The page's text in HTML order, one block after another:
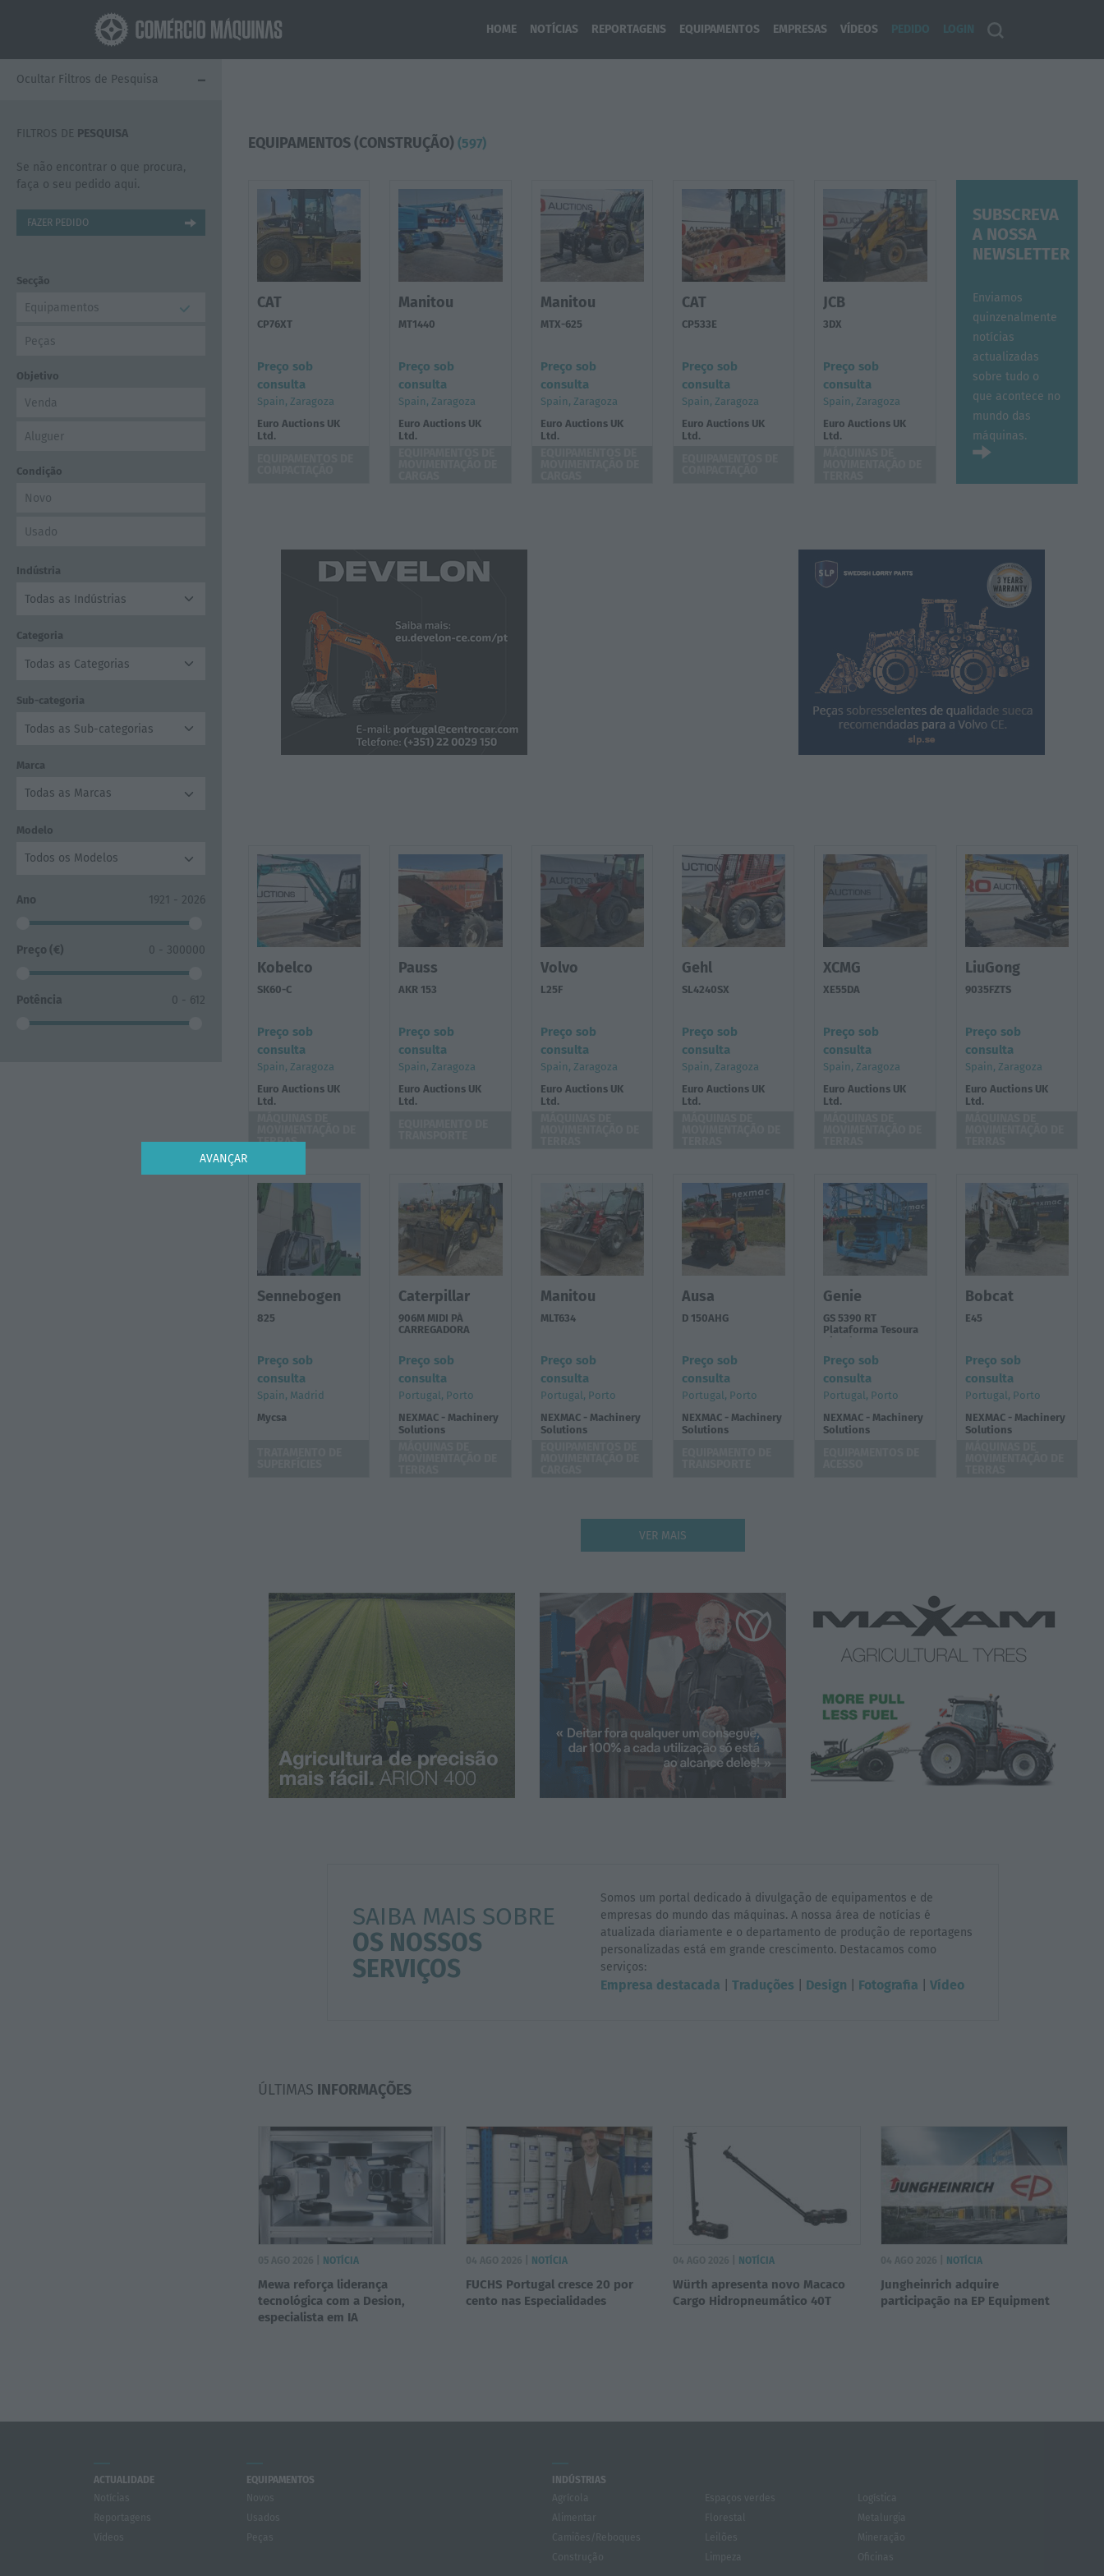
AVANÇAR
HOME NOTÍCIAS REPORTAGENS EQUIPAMENTOS EMPRESAS VÍDEOS
-
Ocultar Filtros de Pesquisa
FILTROS DE PESQUISA
Se não encontrar o que procura,
faça o seu pedido aqui.
FAZER PEDIDO
Secção
Equipamentos
Peças
Objetivo
Venda
Aluguer
Condição
Novo
Usado
Indústria
Categoria
Sub-categoria
Marca
Todas as Marcas
Modelo
Todos os Modelos
Ano 1921 - 2026
Preço (€) 0 - 300000
Potência 0 - 612
+
Mostrar Filtros de Pesquisa
EQUIPAMENTOS (CONSTRUÇÃO) (597)
CAT
CP76XT
Preço sob
consulta
Spain, Zaragoza
Euro Auctions UK
Ltd.
Manitou
MT1440
Preço sob
consulta
Spain, Zaragoza
Euro Auctions UK
Ltd.
Manitou
MTX-625
Preço sob
consulta
Spain, Zaragoza
Euro Auctions UK
Ltd.
CAT
CP533E
Preço sob
consulta
Spain, Zaragoza
Euro Auctions UK
Ltd.
JCB
3DX
Preço sob
consulta
Spain, Zaragoza
Euro Auctions UK
Ltd.
SUBSCREVA
A NOSSA
NEWSLETTER
Enviamos
quinzenalmente
notícias
actualizadas
sobre tudo o
que acontece no
mundo das
máquinas.
Kobelco
SK60-C
Preço sob
consulta
Spain, Zaragoza
Euro Auctions UK
Ltd.
TERRAS
Pauss
AKR 153
Preço sob
consulta
Spain, Zaragoza
Euro Auctions UK
Ltd.
Volvo
L25F
Preço sob
consulta
Spain, Zaragoza
Euro Auctions UK
Ltd.
Gehl
SL4240SX
Preço sob
consulta
Spain, Zaragoza
Euro Auctions UK
Ltd.
XCMG
XE55DA
Preço sob
consulta
Spain, Zaragoza
Euro Auctions UK
Ltd.
LiuGong
9035FZTS
Preço sob
consulta
Spain, Zaragoza
Euro Auctions UK
Ltd.
Sennebogen
825
Preço sob
consulta
Spain, Madrid
Mycsa
Caterpillar
906M MIDI PÁ
CARREGADORA
Preço sob
consulta
Portugal, Porto
NEXMAC - Machinery
Solutions
Manitou
MLT634
Preço sob
consulta
Portugal, Porto
NEXMAC - Machinery
Solutions
Ausa
D 150AHG
Preço sob
consulta
Portugal, Porto
NEXMAC - Machinery
Solutions
Genie
GS 5390 RT
Plataforma Tesoura
Diesel 18 metros
Preço sob
consulta
Portugal, Porto
NEXMAC - Machinery
Solutions
Bobcat
E45
Preço sob
consulta
Portugal, Porto
NEXMAC - Machinery
Solutions
VER MAIS
SAIBA MAIS SOBRE
OS NOSSOS
SERVIÇOS
Somos um portal dedicado à divulgação de equipamentos e de
empresas do mundo das máquinas. A nossa área de notícias é
atualizada diariamente e o departamento de produção de reportagens
personalizadas está em grande crescimento. Destacamos como
serviços:
Empresa destacada |Traduções Design Fotografia |Vídeo
ÚLTIMAS INFORMAÇÕES
NOTÍCIA
Mewa reforça liderança
tecnológica com a Desion,
especialista em IA
NOTÍCIA
FUCHS Portugal cresce 20 por
cento nas Especialidades
NOTÍCIA
Würth apresenta novo Macaco
Cargo Hidropneumático 40T
NOTÍCIA
Jungheinrich adquire
participação na EP Equipment
ACTUALIDADE
EQUIPAMENTOS
INDÚSTRIAS